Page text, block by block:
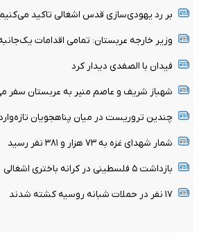
بر رد یهودی‌سازی قدس اشغالی تاکید
وزیر خارجه عربستان: تمامی اقدامات
فیدان با الصفدی دیدار کرد
شهباز شریف و عاصم منیر به عربستان سفر
چندین تروریست در میان پناهجویان
شمار شهدای غزه به ۷۳ هزار و ۳۸۱ نفر رسید
بازداشت ۵ فلسطینی در کرانه باختری اشغالی
۱۷ نفر در حملات شبانه روسیه کشته شدند